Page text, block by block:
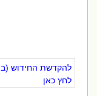
להקדשת החידוש
לחץ כאן